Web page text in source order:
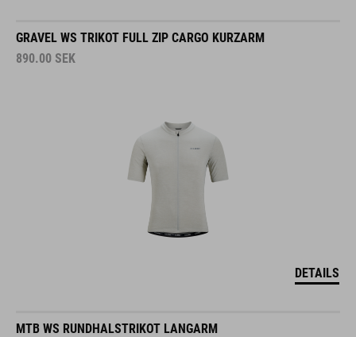
GRAVEL WS TRIKOT FULL ZIP CARGO KURZARM
890.00 SEK
DETAILS
MTB WS RUNDHALSTRIKOT LANGARM